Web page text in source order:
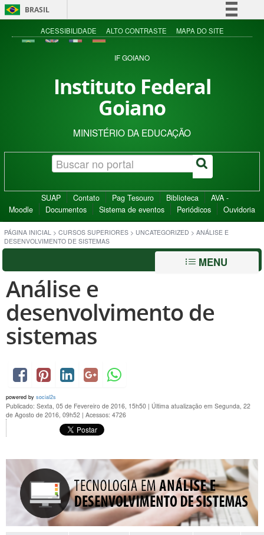
BRASIL
Simplifique!
Acesso à informação
ACESSIBILIDADE ALTO CONTRASTE MAPA DO SITE
IF GOIANO
Instituto Federal
Goiano
MINISTÉRIO DA EDUCAÇÃO
SUAP Contato Pag Tesouro Biblioteca
AVA -
Moodle
Documentos Sistema de eventos Periódicos Ouvidoria
PÁGINA INICIAL > CURSOS SUPERIORES > UNCATEGORIZED > ANÁLISE E
DESENVOLVIMENTO DE SISTEMAS
MENU
Análise e
desenvolvimento de
sistemas
powered by social2s
Publicado: Sexta, 05 de Fevereiro de 2016, 15h50 | Última atualização em Segunda, 22
de Agosto de 2016, 09h52 | Acessos: 4726